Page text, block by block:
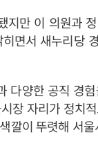
지만 이 의원과
면서 새누리당
다양한 공직 경
장 자리가 정치
깔이 뚜렷해 서